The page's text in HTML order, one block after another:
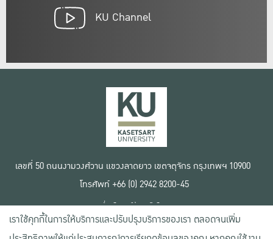
KU Channel
เลขที่ 50 ถนนงามวงศ์วาน แขวงลาดยาว เขตจตุจักร กรุงเทพฯ 10900
โทรศัพท์ +66 (0) 2942 8200-45
เงื่อนไขการใช้งานเว็บไซต์
ข้อตกลงด้านสิทธิ์ใช้งาน
นโยบายความเป็นส่วนตัว
เราใช้คุกกี้ในการให้บริการและปรับปรุงบริการของเรา ตลอดจนเพิ่ม